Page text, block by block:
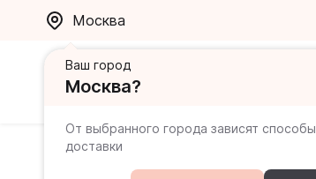
Москва
Ваш город
Москва?
От выбранного города зависят способы
доставки
Главная Каталог